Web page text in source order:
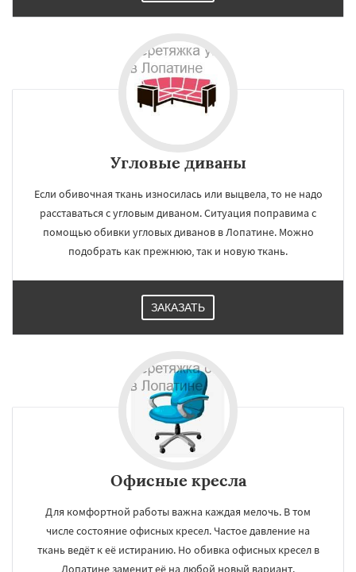
Угловые диваны
Если обивочная ткань износилась или выцвела, то не надо
расставаться с угловым диваном. Ситуация поправима с
помощью обивки угловых диванов в Лопатине. Можно
подобрать как прежнюю, так и новую ткань.
ЗАКАЗАТЬ
Офисные кресла
Для комфортной работы важна каждая мелочь. В том
числе состояние офисных кресел. Частое давление на
ткань ведёт к её истиранию. Но обивка офисных кресел в
Лопатине заменит её на любой новый вариант.